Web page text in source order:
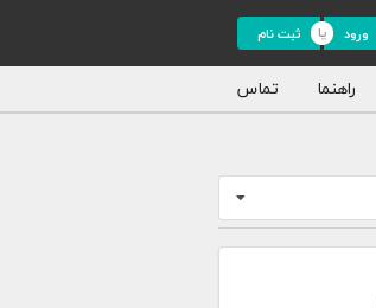
ورود ثبت نام
راهنما تماس